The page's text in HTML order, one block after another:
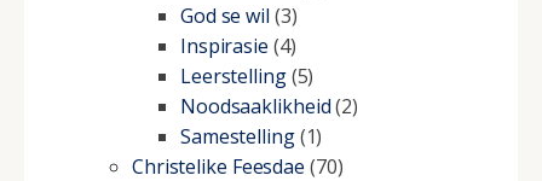
God se wil (3)
Inspirasie (4)
Leerstelling(5)
Noodsaaklikheid(2)
Samestelling(1)
Christelike Feesdae (70)